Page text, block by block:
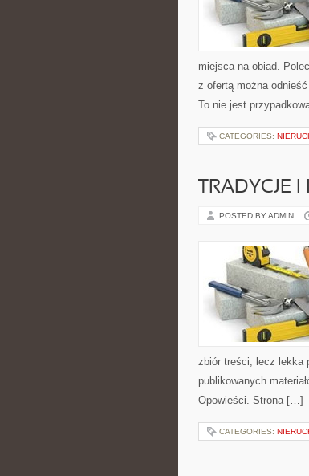
miejsca na obiad.
z ofertą można
To nie jest
CATEGORIES:
TRADYCJE
POSTED BY ADMIN
zbiór treści, lecz lekka
publikowanych
Opowieści. Strona […]
CATEGORIES: